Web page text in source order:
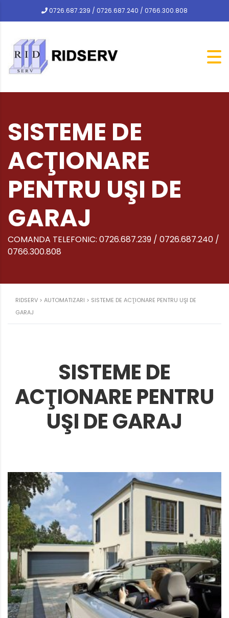
0726.687.239 / 0726.687.240 / 0766.300.808
SISTEME DE
ACŢIONARE
PENTRU UŞI DE
GARAJ
COMANDA TELEFONIC: 0726.687.239 / 0726.687.240 /
0766.300.808
RIDSERV > AUTOMATIZARI > SISTEME DE ACŢIONARE PENTRU UŞI DE
GARAJ
SISTEME DE
ACŢIONARE PENTRU
UŞI DE GARAJ